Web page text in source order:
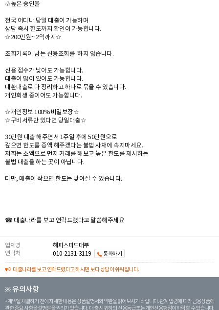
♧높은 승인율
전국 어디나 당일 대출이 가능하며
상담 즉시 한도까지 확인이 가능합니다.
☆200만원~ 2억까지☆
조회기록이 남는 신용조회를 하지 않습니다.
신용 점수가 낮아도 가능합니다.
대출이 많이 있어도 가능합니다.
대환대출로 다 정리하고 하나로 묶을 수 있습니다.
개인회생 중이어도 가능합니다.
☆개인정보 100% 비밀보장☆
☆구비서류만 있다면 당일대출☆
30만원 대출 해주면서 1주일 후에 50만원으로
갚으면 한도를 증액 해주겠다는 불법 사채에 속지마세요.
저희는 소액으로 먼저 거래를 해보고 높은 한도를 제시하는
불법 대출을 하는 곳이 아닙니다.
다만, 매출이 작으면 한도는 낮아질 수 있습니다.
☎ 대출나라를 보고 연락드렸다고 말씀해주세요
업체명
해피스피드대부
연락처
010-2131-3119 통화하기
대출나라를 보고 연락드렸다고 하시면 보다 상담이 쉬워집니다.
※ 유의사항
계약을 체결하기 전에 자세한 내용은 상품설명서와 약관을 읽어보시기 바랍니다. 관계 법령에 따라 금융상품에
관한 중요 사항을 설명받을 권리가 있습니다. 대 출 시 귀하의 신용등급 또는 개인신용평점이 하락할 수 있습니다.